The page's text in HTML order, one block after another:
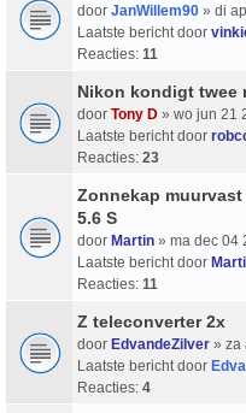
door JanWillem90 » di
Laatste bericht door
Reacties: 11
Nikon kondigt twee
door Tony D » wo jun 21
Laatste bericht door
Reacties: 23
Zonnekap muurvast
5.6 S
door Martin » ma dec 04
Laatste bericht door
Reacties: 11
Z teleconverter 2x
door EdvandeZilver » za
Laatste bericht door
Reacties: 4